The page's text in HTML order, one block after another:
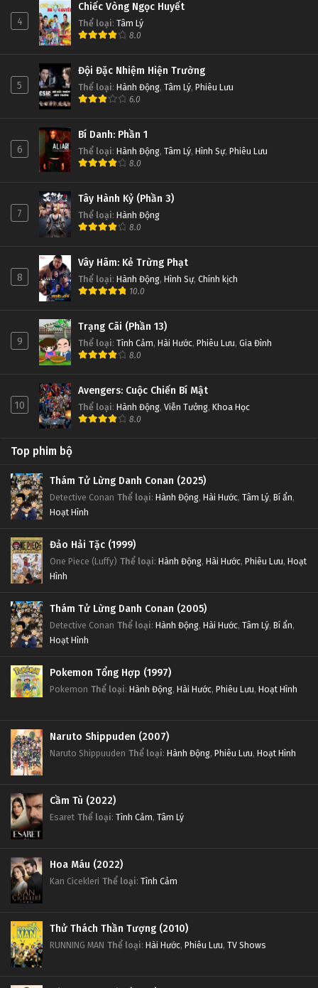
4
Chiếc Vòng Ngọc Huyết
Thể loại: Tâm Lý
8.0
5
Đội Đặc Nhiệm Hiện Trường
Thể loại: Hành Động, Tâm Lý, Phiêu Lưu
6.0
6
Bí Danh: Phần 1
Thể loại: Hành Động, Tâm Lý, Hình Sự, Phiêu Lưu
8.0
7
Tây Hành Kỷ (Phần 3)
Thể loại: Hành Động
8.0
8
Vây Hãm: Kẻ Trừng Phạt
Thể loại: Hành Động, Hình Sự, Chính kịch
10.0
9
Trạng Cãi (Phần 13)
Thể loại: Tình Cảm, Hài Hước, Phiêu Lưu, Gia Đình
8.0
10
Avengers: Cuộc Chiến Bí Mật
Thể loại: Hành Động, Viễn Tưởng, Khoa Học
8.0
Top phim bộ
Thám Tử Lừng Danh Conan (2025)
Detective Conan Thể loại: Hành Động, Hài Hước, Tâm Lý, Bí ẩn,
Hoạt Hình
Đảo Hải Tặc (1999)
One Piece (Luffy) Thể loại: Hành Động, Hài Hước, Phiêu Lưu, Hoạt
Hình
Thám Tử Lừng Danh Conan (2005)
Detective Conan Thể loại: Hành Động, Hài Hước, Tâm Lý, Bí ẩn,
Hoạt Hình
Pokemon Tổng Hợp (1997)
Pokemon Thể loại: Hành Động, Hài Hước, Phiêu Lưu, Hoạt Hình
Naruto Shippuden (2007)
Naruto Shippuuden Thể loại: Hành Động, Phiêu Lưu, Hoạt Hình
Cầm Tù (2022)
Esaret Thể loại: Tình Cảm, Tâm Lý
Hoa Máu (2022)
Kan Cicekleri Thể loại: Tình Cảm
Thử Thách Thần Tượng (2010)
RUNNING MAN Thể loại: Hài Hước, Phiêu Lưu, TV Shows